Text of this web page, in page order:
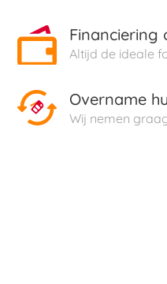
Financiering
Altijd de ideale
Overname
Wij nemen